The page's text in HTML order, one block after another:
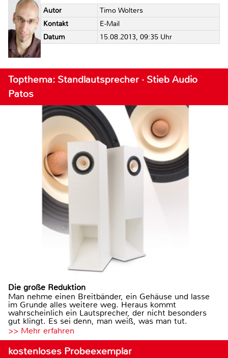
Autor
Timo Wolters
Kontakt
E-Mail
Datum
15.08.2013, 09:35 Uhr
Topthema: Standlautsprecher · Stieb Audio
Patos
Die große Reduktion
Man nehme einen Breitbänder, ein Gehäuse und lasse
im Grunde alles weitere weg. Heraus kommt
wahrscheinlich ein Lautsprecher, der nicht besonders
gut klingt. Es sei denn, man weiß, was man tut.
>> Mehr erfahren
kostenloses Probeexemplar